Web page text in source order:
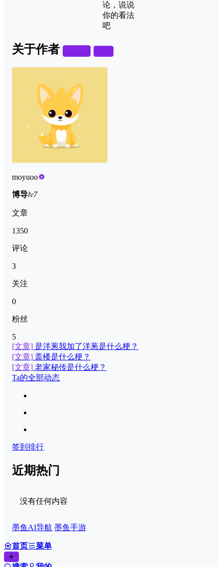
论，说说
你的看法
吧
关于作者
moyuoo
博导lv7
文章
1350
评论
3
关注
0
粉丝
5
[文章] 是洋葱我加了洋葱是什么梗？
[文章] 盖楼是什么梗？
[文章] 老家秘传是什么梗？
Ta的全部动态
签到排行
近期热门
没有任何内容
墨鱼AI导航 墨鱼手游
首页 菜单